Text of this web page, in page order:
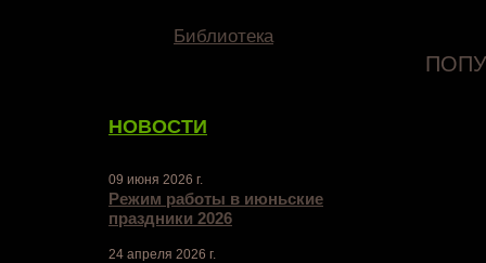
Библиотека
НОВОСТИ
09 июня 2026 г.
Режим работы в июньские
праздники 2026
24 апреля 2026 г.